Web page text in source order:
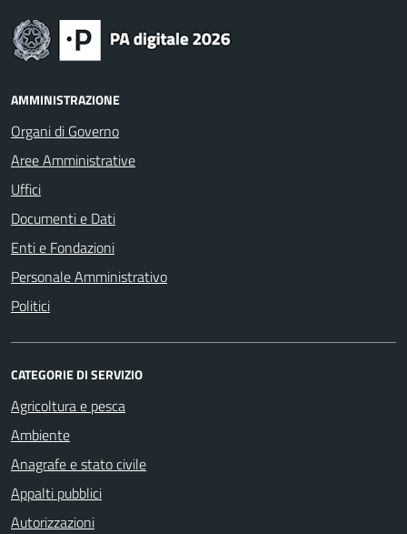
AMMINISTRAZIONE
Organi di Governo
Aree Amministrative
Uffici
Documenti e Dati
Enti e Fondazioni
Personale Amministrativo
Politici
CATEGORIE DI SERVIZIO
Agricoltura e pesca
Ambiente
Anagrafe e stato civile
Appalti pubblici
Autorizzazioni